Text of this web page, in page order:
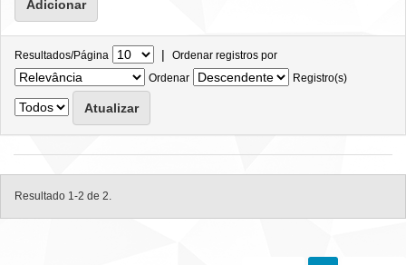
Resultados/Página | Ordenar registros por
Ordenar
Registro(s)
Resultado 1-2 de 2.